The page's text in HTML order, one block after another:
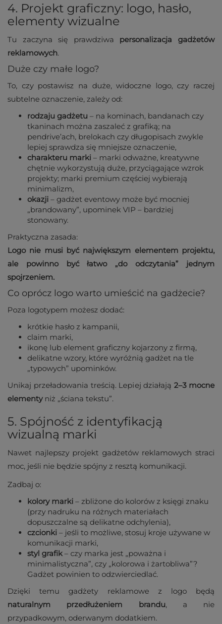
4. Projekt graficzny: logo, hasło,
elementy wizualne
Tu zaczyna się prawdziwa personalizacja gadżetów
reklamowych.
Duże czy małe logo?
To, czy postawisz na duże, widoczne logo, czy raczej
subtelne oznaczenie, zależy od:
rodzaju gadżetu – na kominach, bandanach czy
tkaninach można zaszaleć z grafiką; na
pendrive’ach, brelokach czy długopisach zwykle
lepiej sprawdza się mniejsze oznaczenie,
charakteru marki – marki odważne, kreatywne
chętnie wykorzystują duże, przyciągające wzrok
projekty; marki premium częściej wybierają
minimalizm,
okazji – gadżet eventowy może być mocniej
„brandowany”, upominek VIP – bardziej
stonowany.
Praktyczna zasada:
Logo nie musi być największym elementem projektu,
ale powinno być łatwo „do odczytania” jednym
spojrzeniem.
Co oprócz logo warto umieścić na gadżecie?
Poza logotypem możesz dodać:
krótkie hasło z kampanii,
claim marki,
ikonę lub element graficzny kojarzony z firmą,
delikatne wzory, które wyróżnią gadżet na tle
„typowych” upominków.
Unikaj przeładowania treścią. Lepiej działają2–3 mocne
elementyniż „ściana tekstu”.
5. Spójność z identyfikacją
wizualną marki
Nawet najlepszy projekt gadżetów reklamowych straci
moc, jeśli nie będzie spójny z resztą komunikacji.
Zadbaj o:
kolory marki – zbliżone do kolorów z księgi znaku
(przy nadruku na różnych materiałach
dopuszczalne są delikatne odchylenia),
czcionki – jeśli to możliwe, stosuj kroje używane w
komunikacji marki,
styl grafik – czy marka jest „poważna i
minimalistyczna”, czy „kolorowa i żartobliwa”?
Gadżet powinien to odzwierciedlać.
Dzięki temu gadżety reklamowe z logo będą
naturalnym przedłużeniem brandu, a nie
przypadkowym, oderwanym dodatkiem.